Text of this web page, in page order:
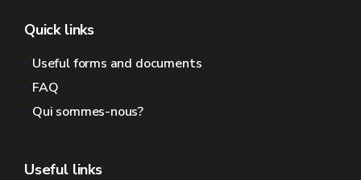
Quick links
Useful forms and documents
FAQ
Qui sommes-nous?
Useful links